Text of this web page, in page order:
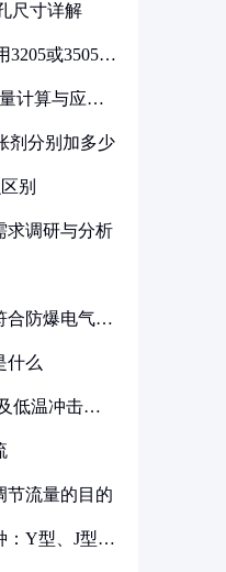
尺寸详解
3205或3505代
计算与应用
剂分别加多少
别
求调研与分析
合防爆电气设
什么
低温冲击要
节流量的目的
：Y型、J型、